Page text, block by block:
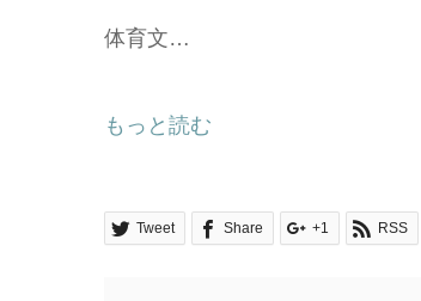
体育文…
もっと読む
Tweet Share +1 RSS